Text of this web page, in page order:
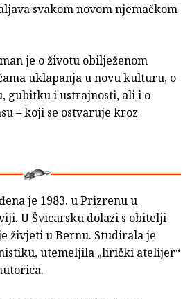
svakom novom njemačkom
je o životu obilježenom
uklapanja u novu kulturu, o
gubitku i ustrajnosti, ali i o
– koji se ostvaruje kroz
je 1983. u Prizrenu u
U Švicarsku dolazi s obitelji
živjeti u Bernu. Studirala je
utemeljila „lirički atelijer“